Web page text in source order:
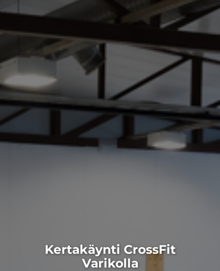
Kertakäynti CrossFit
Varikolla